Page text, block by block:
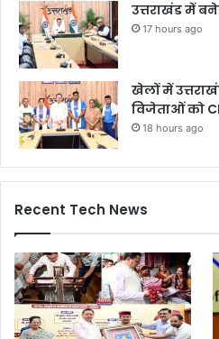
उत्तराखंड में
17 hours ago
खेलों में
विजेताओं को
18 hours ago
Recent Tech News